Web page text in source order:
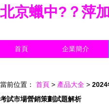
北京蠟中?？萍
首頁 企業簡介
當前位置： 首頁 > 產品大全 > 2024
考試市場營銷策劃試題解析